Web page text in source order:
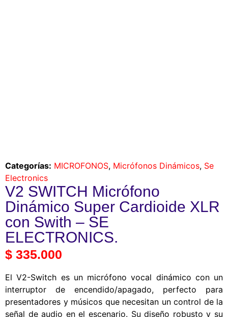
Categorías: MICROFONOS, Micrófonos Dinámicos, Se
Electronics
V2 SWITCH Micrófono
Dinámico Super Cardioide XLR
con Swith – SE
ELECTRONICS.
$ 335.000
El V2-Switch es un micrófono vocal dinámico con un
interruptor de encendido/apagado, perfecto para
presentadores y músicos que necesitan un control de la
señal de audio en el escenario. Su diseño robusto y su